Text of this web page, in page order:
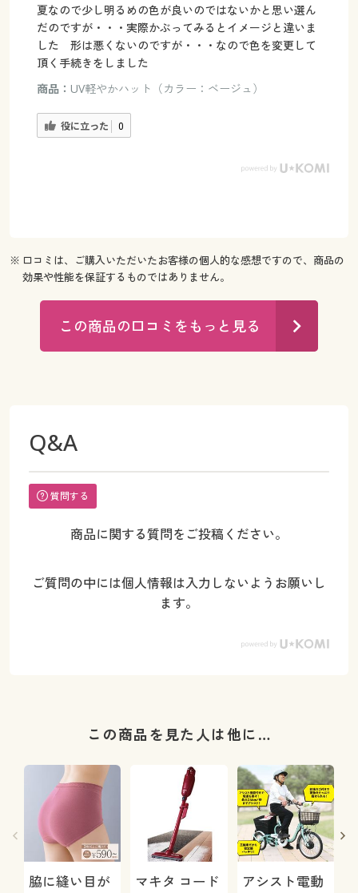
夏なので少し明るめの色が良いのではないかと思い選ん
だのですが・・・実際かぶってみるとイメージと違いま
した 形は悪くないのですが・・・なので色を変更して
頂く手続きをしました
商品： UV軽やかハット（カラー：ベージュ）
役に立った 0
※ 口コミは、ご購入いただいたお客様の個人的な感想ですので、商品の
効果や性能を保証するものではありません。
この商品の口コミをもっと見る
Q&A
質問する
商品に関する質問をご投稿ください。
ご質問の中には個人情報は入力しないようお願いし
ます。
この商品を見た人は他に…
脇に縫い目が マキタ コード アシスト電動